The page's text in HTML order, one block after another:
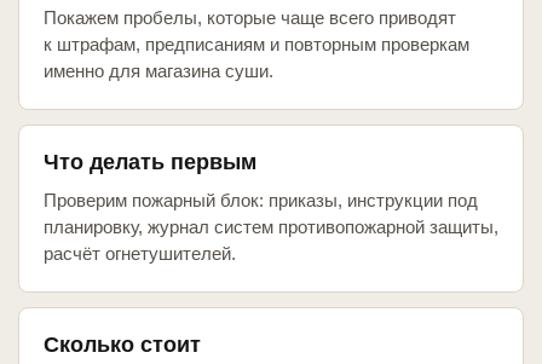
Покажем пробелы, которые чаще всего приводят
к штрафам, предписаниям и повторным проверкам
именно для магазина суши.
Что делать первым
Проверим пожарный блок: приказы, инструкции под
планировку, журнал систем противопожарной защиты,
расчёт огнетушителей.
Сколько стоит